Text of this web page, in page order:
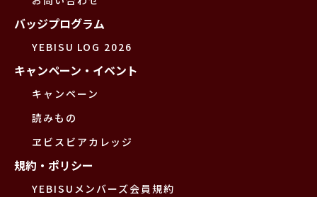
バッジプログラム
YEBISU LOG 2026
キャンペーン・イベント
キャンペーン
読みもの
ヱビスビアカレッジ
規約・ポリシー
YEBISUメンバーズ会員規約